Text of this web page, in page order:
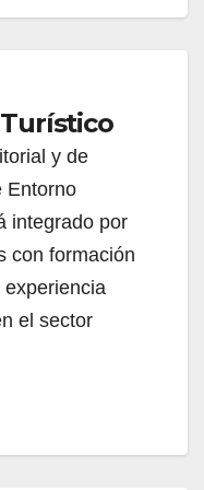
y de
Entorno
integrado por
con formación
el sector